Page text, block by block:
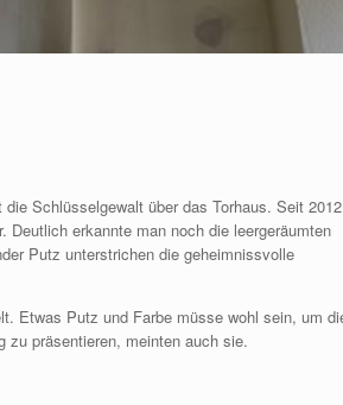
Schlüsselgewalt über das Torhaus. Seit
erkannte man noch die leergeräumten
Putz unterstrichen die geheimnissvolle
Etwas Putz und Farbe müsse wohl sein, um
zu präsentieren, meinten auch sie.